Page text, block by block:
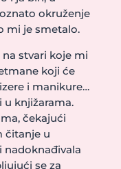
okruženje
mi je smetalo.
stvari koje mi
koji će
i manikure…
u knjižarama.
čekajući
čitanje u
nadoknađivala
se za